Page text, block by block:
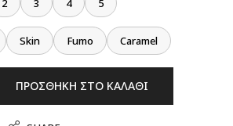
2 3 4 5
Skin Fumo Caramel
ΠΡΟΣΘΉΚΗ ΣΤΟ ΚΑΛΆΘΙ